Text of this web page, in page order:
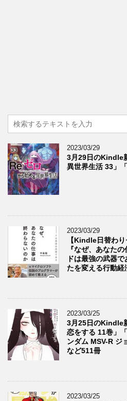
2023/03/29
3月29日のKindle
異世界生活 33」
2023/03/29
【Kindle日替わ
『なぜ、あなた
ドは最強の武器
たを変える行動
2023/03/25
3月25日のKindle
恋をする 11巻」
ンダム MSV-R ジ
など511冊
2023/03/25